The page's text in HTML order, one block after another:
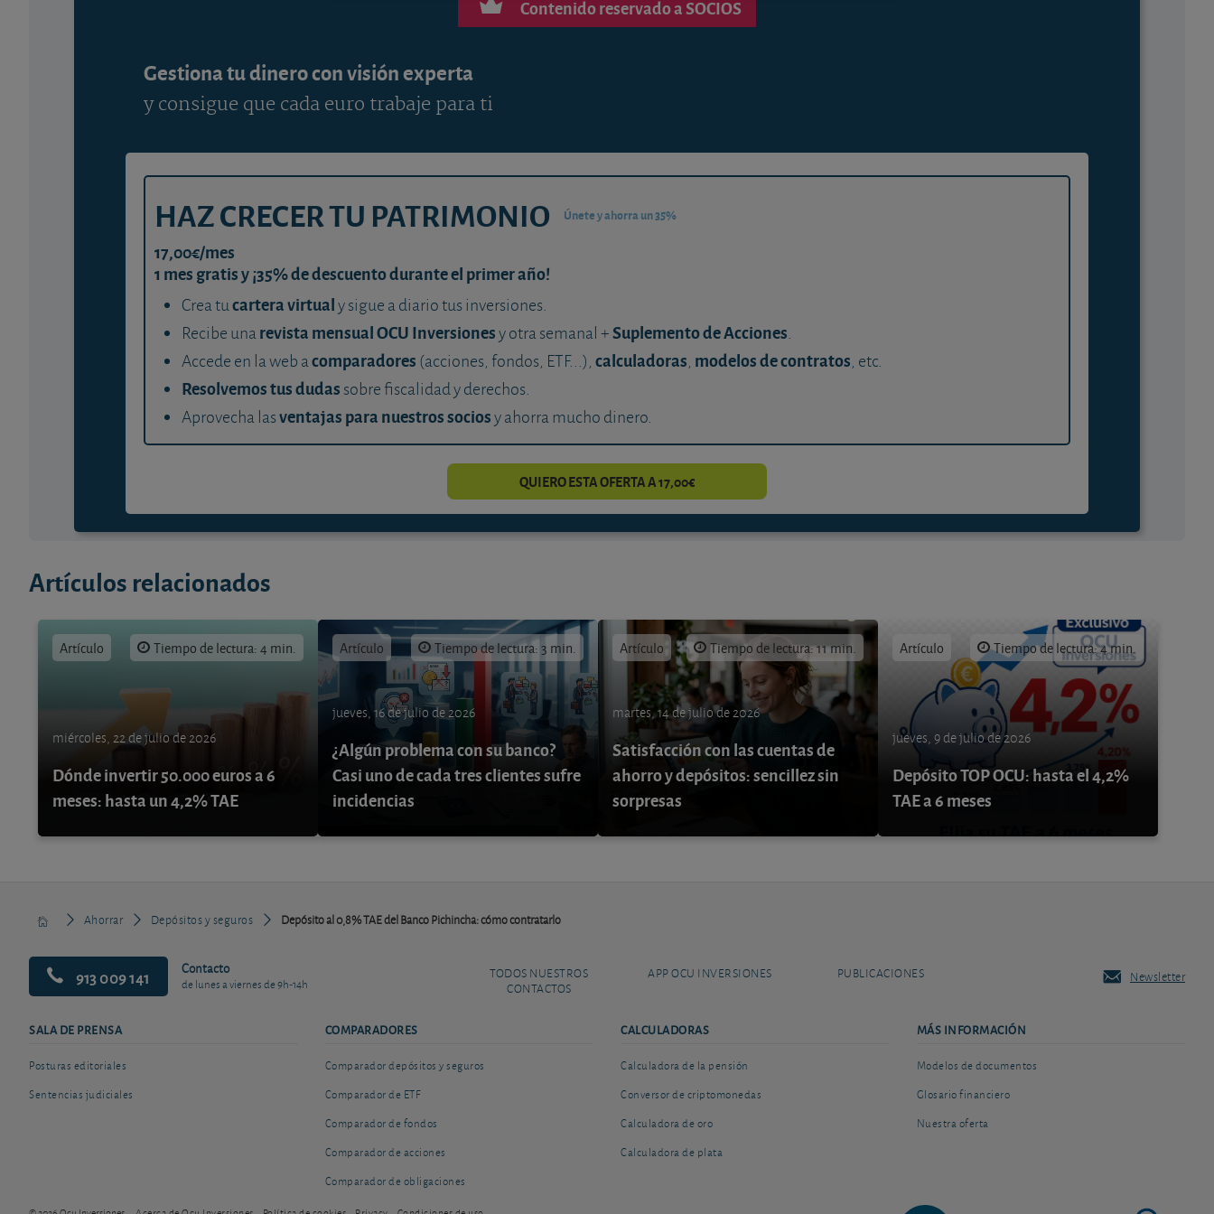
Contenido reservado a SOCIOS
Gestiona tu dinero con visión experta
y consigue que cada euro trabaje para ti
HAZ CRECER TU PATRIMONIO Únete y ahorra un 35%
17,00€/mes
1 mes gratis y ¡35% de descuento durante el primer año!
Crea tucartera virtualy sigue a diario tus inversiones.
Recibe unarevista mensual OCU Inversionesy otra semanal +Suplemento de Acciones.
Accede en la web acomparadores (acciones, fondos, ETF...), calculadoras, modelos de contratos, etc.
Resolvemos tus dudas sobre fiscalidad y derechos.
Aprovecha lasventajas para nuestros sociosy ahorra mucho dinero.
QUIERO ESTA OFERTA A 17,00€
Artículos relacionados
Artículo Tiempo de lectura: 4 min.
miércoles, 22 de julio de 2026
Dónde invertir 50.000 euros a 6
meses: hasta un 4,2% TAE
Artículo Tiempo de lectura: 3 min.
jueves, 16 de julio de 2026
¿Algún problema con su banco?
Casi uno de cada tres clientes sufre
incidencias
Artículo Tiempo de lectura: 11 min.
martes, 14 de julio de 2026
Satisfacción con las cuentas de
ahorro y depósitos: sencillez sin
sorpresas
Artículo Tiempo de lectura: 4 min.
jueves, 9 de julio de 2026
Depósito TOP OCU: hasta el 4,2%
TAE a 6 meses
Ahorrar Depósitos y seguros Depósito al 0,8% TAE del Banco Pichincha: cómo contratarlo
913 009 141 Contacto
de lunes a viernes de 9h-14h
TODOS NUESTROS
CONTACTOS
APP OCU INVERSIONES PUBLICACIONES Newsletter
SALA DE PRENSA
Posturas editoriales
Sentencias judiciales
COMPARADORES
Comparador depósitos y seguros
Comparador de ETF
Comparador de fondos
Comparador de acciones
Comparador de obligaciones
CALCULADORAS
Calculadora de la pensión
Conversor de criptomonedas
Calculadora de oro
Calculadora de plata
MÁS INFORMACIÓN
Modelos de documentos
Glosario financiero
Nuestra oferta